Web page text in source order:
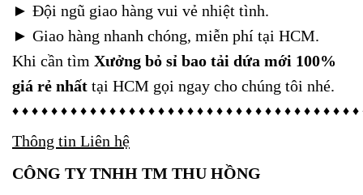
► Đội ngũ giao hàng vui vẻ nhiệt tình.
► Giao hàng nhanh chóng, miễn phí tại HCM.
Khi cần tìm Xưởng bỏ sỉ bao tải dứa mới 100%
giá rẻ nhất tại HCM gọi ngay cho chúng tôi nhé.
♦ ♦ ♦ ♦ ♦ ♦ ♦ ♦ ♦ ♦ ♦ ♦ ♦ ♦ ♦ ♦ ♦ ♦ ♦ ♦ ♦ ♦ ♦ ♦ ♦ ♦ ♦ ♦ ♦ ♦ ♦ ♦ ♦ ♦ ♦
Thông tin Liên hệ
CÔNG TY TNHH TM THU HỒNG